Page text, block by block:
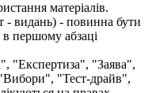
матеріалів.
- видань) - повинна бути
в першому абзаці
"Експертиза", "Заява",
"Тест-драйв",